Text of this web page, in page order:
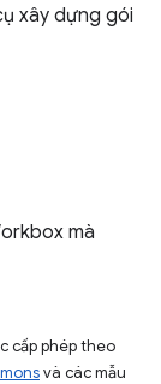
xây dựng gói
mà
cấp phép theo
và các mẫu